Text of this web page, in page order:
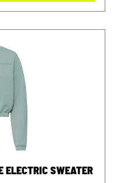
AVP Sportwagen
Porsche-
DE812582425
ELECTRIC SWEATER